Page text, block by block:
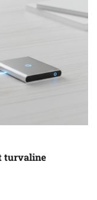
turvaline